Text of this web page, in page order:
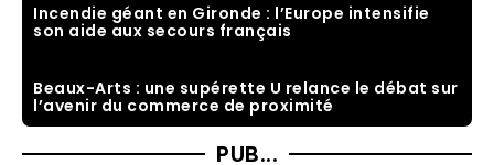
Incendie géant en Gironde : l’Europe intensifie
son aide aux secours français
Beaux-Arts : une supérette U relance le débat sur
l’avenir du commerce de proximité
PUB...